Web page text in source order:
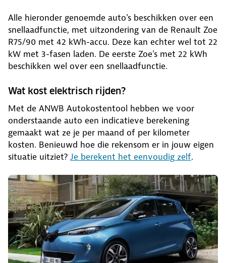
Alle hieronder genoemde auto's beschikken over een
snellaadfunctie, met uitzondering van de Renault Zoe
R75/90 met 42 kWh-accu. Deze kan echter wel tot 22
kW met 3-fasen laden. De eerste Zoe's met 22 kWh
beschikken wel over een snellaadfunctie.
Wat kost elektrisch rijden?
Met de ANWB Autokostentool hebben we voor
onderstaande auto een indicatieve berekening
gemaakt wat ze je per maand of per kilometer
kosten. Benieuwd hoe die rekensom er in jouw eigen
situatie uitziet? Je berekent het eenvoudig zelf.